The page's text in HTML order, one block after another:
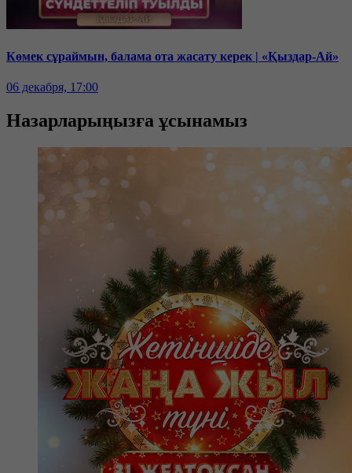
Көмек сұраймын, балама ота жасату керек | «Қыздар-Ай»
06 декабря, 17:00
Назарларыңызға ұсынамыз